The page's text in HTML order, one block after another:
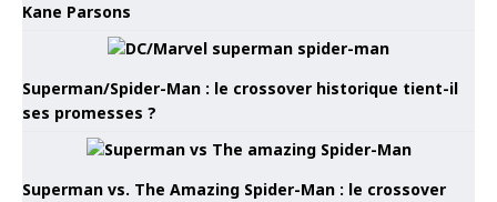
Kane Parsons
Superman/Spider-Man : le crossover historique tient-il
ses promesses ?
Superman vs. The Amazing Spider-Man : le crossover